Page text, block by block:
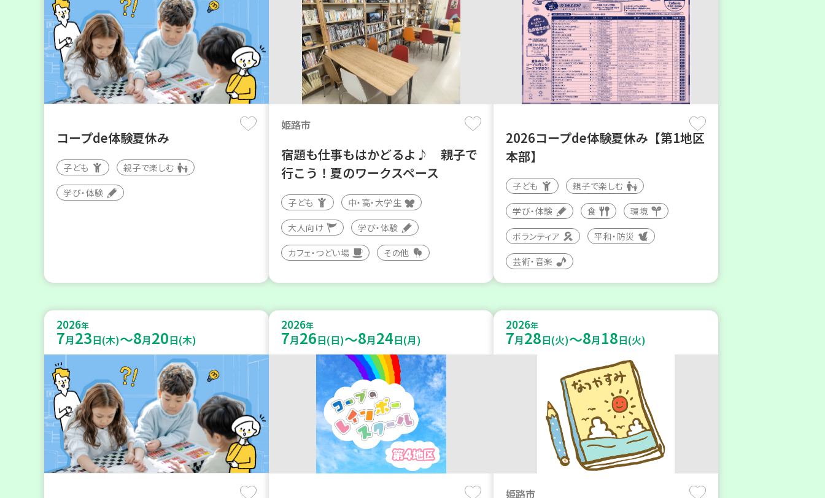
コープde体験夏休み
子ども 親子で楽しむ
学び・体験
姫路市
宿題も仕事もはかどるよ♪ 親子で
行こう！夏のワークスペース
子ども 中・高・大学生
大人向け 学び・体験
カフェ・つどい場 その他
2026コープde体験夏休み【第1地区
本部】
子ども 親子で楽しむ
学び・体験 食 環境
ボランティア 平和・防災
芸術・音楽
2026年
7月23日(木)～8月20日(木)
2026年
7月26日(日)～8月24日(月)
2026年
7月28日(火)～8月 18日(火)
姫路市